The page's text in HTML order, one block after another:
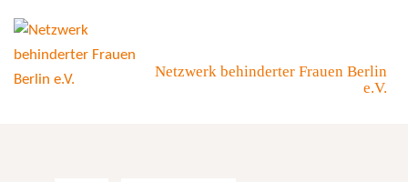
content
Netzwerk behinderter Frauen Berlin
e.V.